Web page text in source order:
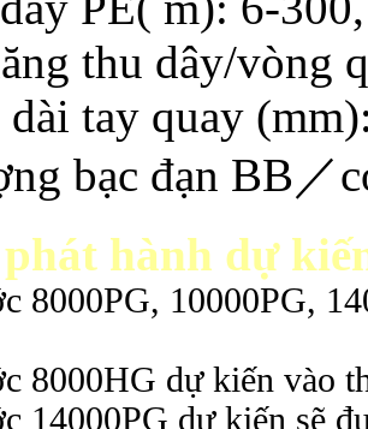
thu dây/vòng
dài tay quay
bạc đạn BB／
hành dự
8000PG, 10000PG,
8000HG dự kiến vào
14000PG dự kiến sẽ